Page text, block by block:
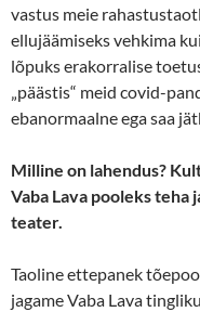
vastus meie
ellujäämiseks vehkima
lõpuks erakorralise
„päästis“ meid covid-
ebanormaalne ega saa
Milline on lahendus?
Vaba Lava pooleks
teater.
Taoline ettepanek
jagame Vaba Lava